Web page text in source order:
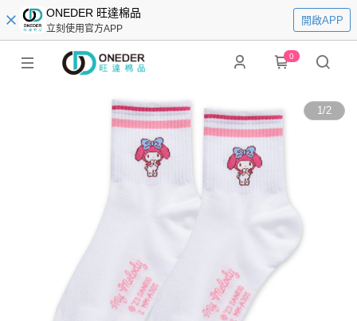
ONEDER 旺達棉品
立刻使用官方APP
開啟APP
0
1/2